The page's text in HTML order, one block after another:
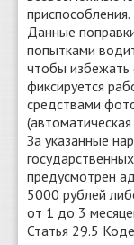
приспособления.
Данные
попытками
чтобы избежать
фиксируется
средствами
За указанные
предусмотрен
5000 рублей
от 1 до 3
Статья 29.5